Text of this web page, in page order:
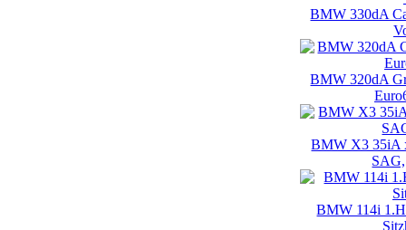
BMW 330dA
BMW 320dA
BMW X3 35iA
BMW 114i